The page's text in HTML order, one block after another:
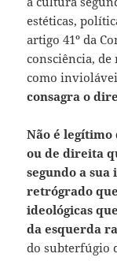
estéticas,
artigo 41º da
consciência,
como
consagra o
Não é legítimo
ou de direita
segundo a sua
retrógrado
ideológicas
da esquerda
do subterfúgio